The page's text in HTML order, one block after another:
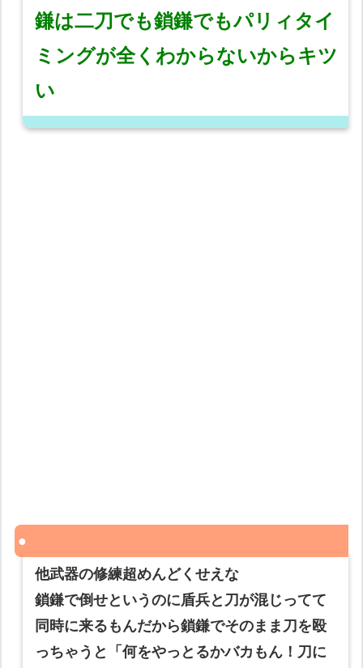
鎌は二刀でも鎖鎌でもパリィタイ
ミングが全くわからないからキツ
い
他武器の修練超めんどくせえな
鎖鎌で倒せというのに盾兵と刀が混じってて
同時に来るもんだから鎖鎌でそのまま刀を殴
っちゃうと「何をやっとるかバカもん！刀に